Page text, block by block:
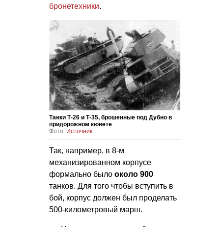
бронетехники.
Танки Т-26 и Т-35, брошенные под Дубно в
придорожном кювете
Фото: Источник
Так, например, в 8-м
механизированном корпусе
формально было около 900
танков. Для того чтобы вступить в
бой, корпус должен был проделать
500-километровый марш.